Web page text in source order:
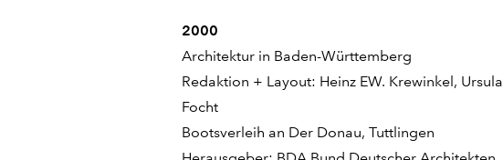
2000
Architektur in Baden-Württemberg
Redaktion + Layout: Heinz EW. Krewinkel, Ursula
Focht
Bootsverleih an Der Donau, Tuttlingen